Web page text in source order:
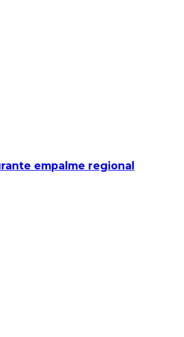
empalme regional